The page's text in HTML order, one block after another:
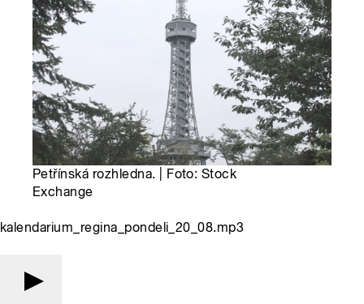
Petřínská rozhledna. | Foto: Stock
Exchange
kalendarium_regina_pondeli_20_08.mp3